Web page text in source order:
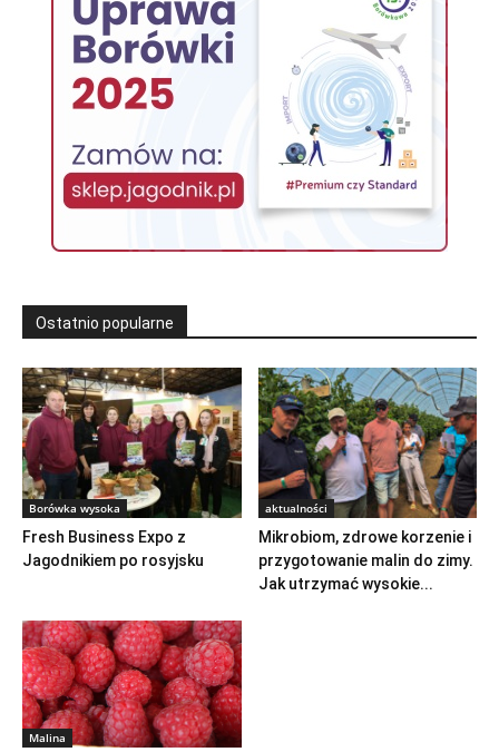
Ostatnio popularne
Borówka wysoka
Fresh Business Expo z
Jagodnikiem po rosyjsku
aktualności
Mikrobiom, zdrowe korzenie i
przygotowanie malin do zimy.
Jak utrzymać wysokie...
Malina